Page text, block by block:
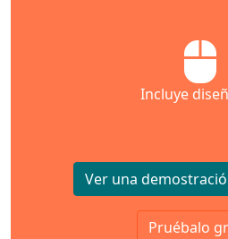
Incluye
Ver una
Pruébalo